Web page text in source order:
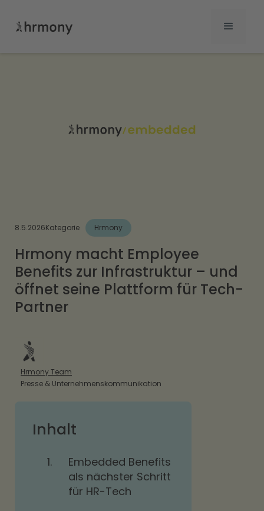
8.5.2026Kategorie Hrmony
Hrmony macht Employee
Benefits zur Infrastruktur – und
öffnet seine Plattform für Tech-
Partner
Hrmony Team
Presse & Unternehmenskommunikation
Inhalt
1.
Embedded Benefits
als nächster Schritt
für HR-Tech